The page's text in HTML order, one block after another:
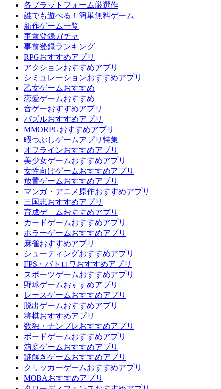
各プラットフォーム厳選作
誰でも遊べる！簡単無料ゲーム
新作ゲーム一覧
事前登録ガチャ
事前登録ランキング
RPGおすすめアプリ
アクションおすすめアプリ
シミュレーションおすすめアプリ
乙女ゲームおすすめ
恋愛ゲームおすすめ
音ゲーおすすめアプリ
パズルおすすめアプリ
MMORPGおすすめアプリ
暇つぶしゲームアプリ特集
オフラインおすすめアプリ
美少女ゲームおすすめアプリ
女性向けゲームおすすめアプリ
放置ゲームおすすめアプリ
マンガ・アニメ原作おすすめアプリ
三国志おすすめアプリ
育成ゲームおすすめアプリ
カードゲームおすすめアプリ
ホラーゲームおすすめアプリ
麻雀おすすめアプリ
シューティングおすすめアプリ
FPS・バトロワおすすめアプリ
スポーツゲームおすすめアプリ
野球ゲームおすすめアプリ
レースゲームおすすめアプリ
脱出ゲームおすすめアプリ
将棋おすすめアプリ
数独・ナンプレおすすめアプリ
ボードゲームおすすめアプリ
箱庭ゲームおすすめアプリ
謎解きゲームおすすめアプリ
クリッカーゲームおすすめアプリ
MOBAおすすめアプリ